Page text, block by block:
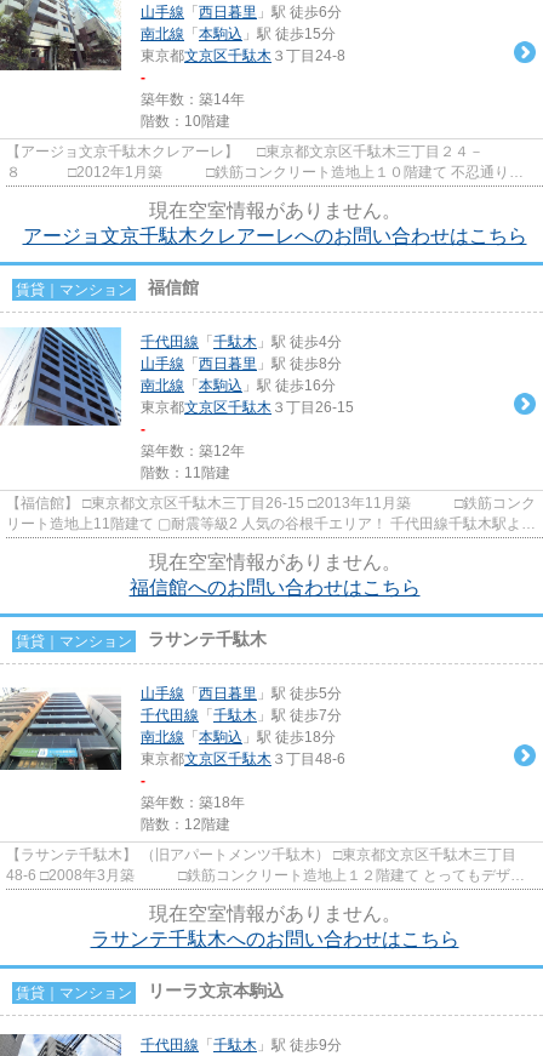
山手線 「 西日暮里 」駅 徒歩6分
南北線 「 本駒込 」駅 徒歩15分
東京都文京区千駄木 ３丁目24-8
-
築年数：築14年
階数：10階建
【アージョ文京千駄木クレアーレ】 □東京都文京区千駄木三丁目２４－
８ □2012年1月築 □鉄筋コンクリート造地上１０階建て 不忍通り沿
現在空室情報がありません。
アージョ文京千駄木クレアーレへのお問い合わせはこちら
賃貸｜マンション 福信館
千代田線 「 千駄木 」駅 徒歩4分
山手線 「 西日暮里 」駅 徒歩8分
南北線 「 本駒込 」駅 徒歩16分
東京都文京区千駄木 ３丁目26-15
-
築年数：築12年
階数：11階建
【福信館】 □東京都文京区千駄木三丁目26-15 □2013年11月築 □鉄筋コンク
リート造地上11階建て ▢耐震等級2 人気の谷根千エリア！ 千代田線千駄木駅より
現在空室情報がありません。
福信館へのお問い合わせはこちら
賃貸｜マンション ラサンテ千駄木
山手線 「 西日暮里 」駅 徒歩5分
千代田線 「 千駄木 」駅 徒歩7分
南北線 「 本駒込 」駅 徒歩18分
東京都文京区千駄木 ３丁目48-6
-
築年数：築18年
階数：12階建
【ラサンテ千駄木】 （旧アパートメンツ千駄木） □東京都文京区千駄木三丁目
48-6 □2008年3月築 □鉄筋コンクリート造地上１２階建て とってもデザイ
現在空室情報がありません。
ラサンテ千駄木へのお問い合わせはこちら
賃貸｜マンション リーラ文京本駒込
千代田線 「 千駄木 」駅 徒歩9分